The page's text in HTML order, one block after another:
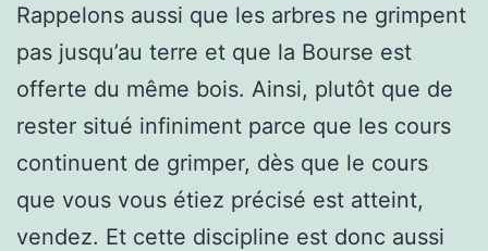
Rappelons aussi que les arbres ne grimpent
pas jusqu’au terre et que la Bourse est
offerte du même bois. Ainsi, plutôt que de
rester situé infiniment parce que les cours
continuent de grimper, dès que le cours
que vous vous étiez précisé est atteint,
vendez. Et cette discipline est donc aussi